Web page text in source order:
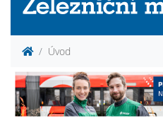
Úvod